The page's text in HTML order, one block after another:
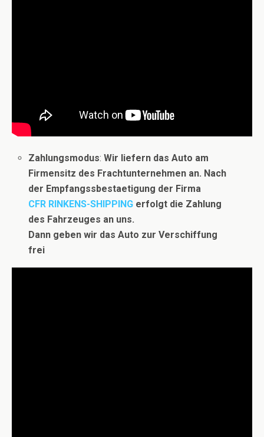
Zahlungsmodus:Wir liefern das Auto am
Firmensitz des Frachtunternehmen an. Nach
der Empfangssbestaetigung der Firma
CFR RINKENS-SHIPPING erfolgt die Zahlung
des Fahrzeuges an uns.
Dann geben wir das Auto zur Verschiffung
frei